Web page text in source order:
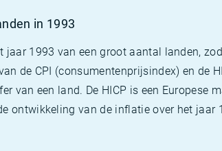
in 1993
1993 van een groot aantal landen,
de CPI (consumentenprijsindex) en de
van een land. De HICP is een Europese
ontwikkeling van de inflatie over het jaar